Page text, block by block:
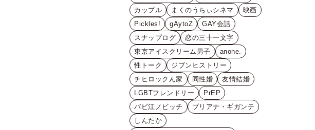
カップル
まくのうちぃシネマ
映画
Pickles!
gAytoZ
GAY会話
スナップログ
恋の三十一文字
東京アイスクリーム男子
anone.
性トーク
ジブンヒストリー
チヒロックん家
同性婚
友情結婚
LGBTフレンドリー
PrEP
バビ江ノビッチ
ブリアナ・ギガンテ
しんたか